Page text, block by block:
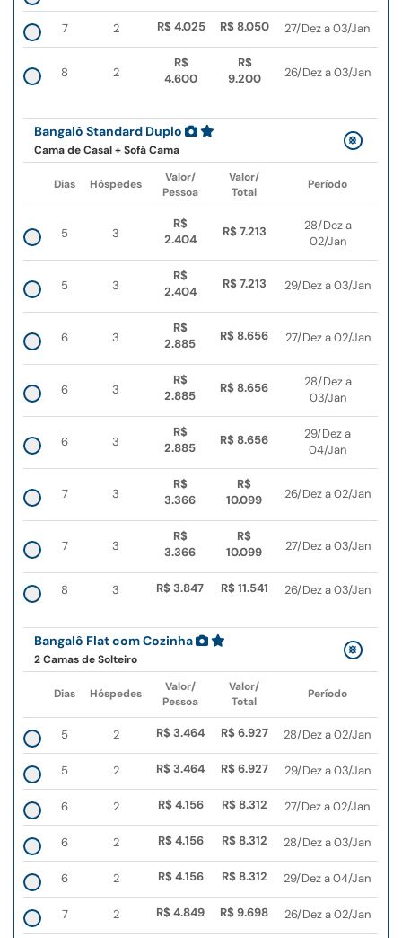
7 2 R$ 4.025 R$ 8.050 27/Dez a 03/Jan
8 2
R$
4.600
R$
9.200
26/Dez a 03/Jan
Bangalô Standard Duplo
Cama de Casal + Sofá Cama
Dias Hóspedes
Valor/
Pessoa
Valor/
Total
Período
5 3
R$
2.404
R$ 7.213
28/Dez a
02/Jan
5 3
R$
2.404
R$ 7.213 29/Dez a 03/Jan
6 3
R$
2.885
R$ 8.656 27/Dez a 02/Jan
6 3
R$
2.885
R$ 8.656
28/Dez a
03/Jan
6 3
R$
2.885
R$ 8.656
29/Dez a
04/Jan
7 3
R$
3.366
R$
10.099
26/Dez a 02/Jan
7 3
R$
3.366
R$
10.099
27/Dez a 03/Jan
8 3 R$ 3.847 R$ 11.541 26/Dez a 03/Jan
Bangalô Flat com Cozinha
2 Camas de Solteiro
Dias Hóspedes
Valor/
Pessoa
Valor/
Total
Período
5 2 R$ 3.464 R$ 6.927 28/Dez a 02/Jan
5 2 R$ 3.464 R$ 6.927 29/Dez a 03/Jan
6 2 R$ 4.156 R$ 8.312 27/Dez a 02/Jan
6 2 R$ 4.156 R$ 8.312 28/Dez a 03/Jan
6 2 R$ 4.156 R$ 8.312 29/Dez a 04/Jan
7 2 R$ 4.849 R$ 9.698 26/Dez a 02/Jan